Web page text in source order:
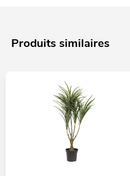
Produits similaires